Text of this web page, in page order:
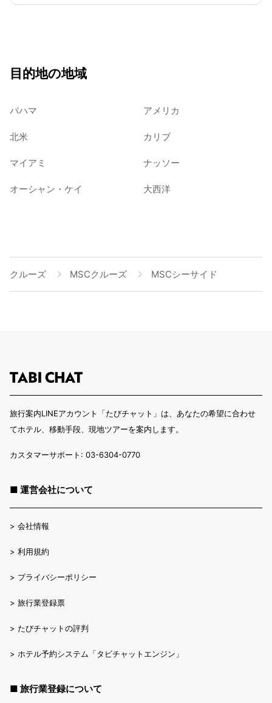
目的地の地域
バハマ アメリカ
北米 カリブ
マイアミ ナッソー
オーシャン・ケイ 大西洋
クルーズ MSCクルーズ MSCシーサイド
旅行案内LINEアカウント「たびチャット」は、あなたの希望に合わせ
てホテル、移動手段、現地ツアーを案内します。
カスタマーサポート: 03-6304-0770
■ 運営会社について
> 会社情報
> 利用規約
> プライバシーポリシー
> 旅行業登録票
> たびチャットの評判
> ホテル予約システム「タビチャットエンジン」
■ 旅行業登録について